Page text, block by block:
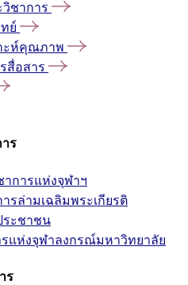
ชาการ
ย์
ะห์คุณภาพ
สื่อสาร
ร
การแห่งจุฬาฯ
รล่ามเฉลิมพระเกียรติ
ระชาชน
แห่งจุฬาลงกรณ์มหาวิทยาลัย
ร